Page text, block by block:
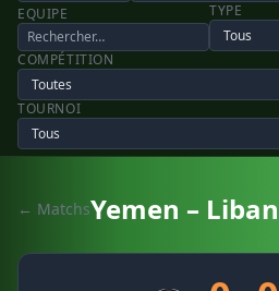
EQUIPE TYPE
COMPÉTITION
TOURNOI
← MatchsYemen – Liban